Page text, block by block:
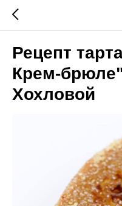
Рецепт
Крем-
Хохловой